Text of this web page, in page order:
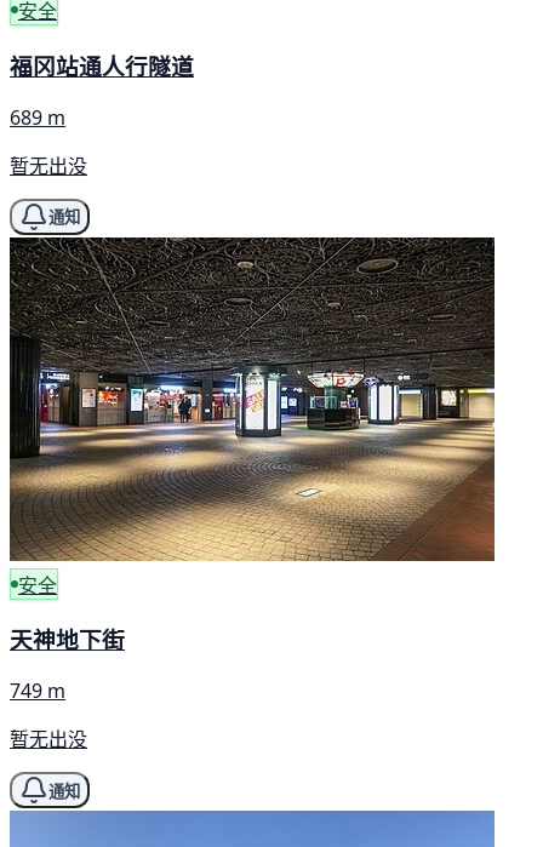
安全
福冈站通人行隧道
689 m
暂无出没
通知
安全
天神地下街
749 m
暂无出没
通知